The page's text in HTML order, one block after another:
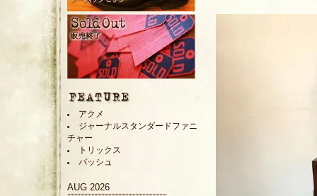
アクメ
ジャーナルスタンダードファニ
チャー
トリックス
バッシュ
AUG 2026